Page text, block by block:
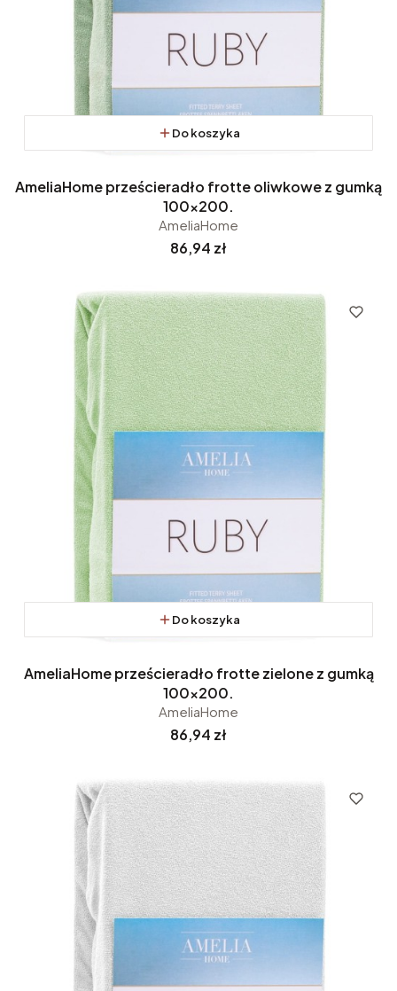
Do koszyka
AmeliaHome prześcieradło frotte oliwkowe z gumką
100x200.
AmeliaHome
Cena
86,94 zł
Do koszyka
AmeliaHome prześcieradło frotte zielone z gumką
100x200.
AmeliaHome
Cena
86,94 zł